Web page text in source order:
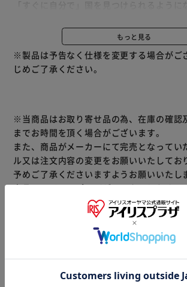
また、大人がそばにいなくても、疑問に思
つけられるので、自分で調べる姿勢も養わ
日常生活で知った国名の位置をどんどん探
もっと見る
※製品は予告なく仕様を変更する場合がご
じめご了承ください。
※当商品はお取り寄せ品の為、在庫の確認
までお時間を頂く場合がございます。
また、商品がメーカーにて完売となってい
ル又は注文内容の変更をお願いいたしてお
予めご了承くださいますようお願いいたし
商品はアイリスプラザがセレクトしたオス
数量限定商品はご注文が完了しても完売に
ます。ご注文をいただいた後にお断りさせ
ございますのでなにとぞご了承ください。